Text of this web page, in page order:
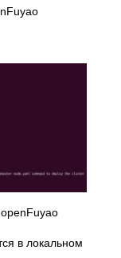
в локальном